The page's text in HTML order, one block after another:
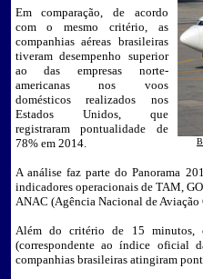
Em comparação, de acordo
com o mesmo critério, as
companhias aéreas brasileiras
tiveram desempenho superior
ao das empresas norte-
americanas nos voos
domésticos realizados nos
Estados Unidos, que
registraram pontualidade de
78% em 2014.
A análise faz parte do Panorama
indicadores operacionais de TAM,
ANAC (Agência Nacional de Aviação
Além do critério de 15 minutos,
(correspondente ao índice oficial
companhias brasileiras atingiram